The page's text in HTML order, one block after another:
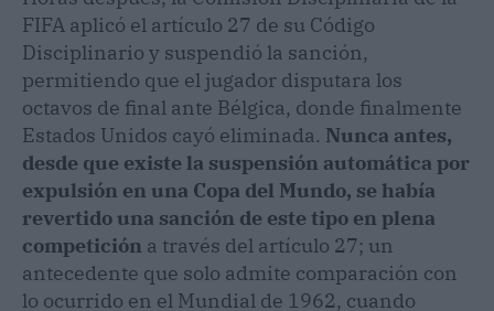
FIFA aplicó el artículo 27 de su Código
Disciplinario y suspendió la sanción,
permitiendo que el jugador disputara los
octavos de final ante Bélgica, donde finalmente
Estados Unidos cayó eliminada. Nunca antes,
desde que existe la suspensión automática por
expulsión en una Copa del Mundo, se había
revertido una sanción de este tipo en plena
competición a través del artículo 27; un
antecedente que solo admite comparación con
lo ocurrido en el Mundial de 1962, cuando